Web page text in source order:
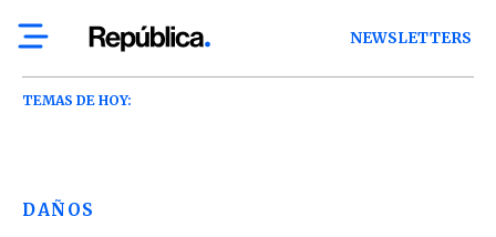
NEWSLETTERS
TEMAS DE HOY:
DAÑOS